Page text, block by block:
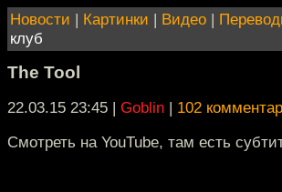
Новости | Картинки | Видео |
клуб
The Tool
22.03.15 23:45 | Goblin | 102
Смотреть на YouTube, там есть